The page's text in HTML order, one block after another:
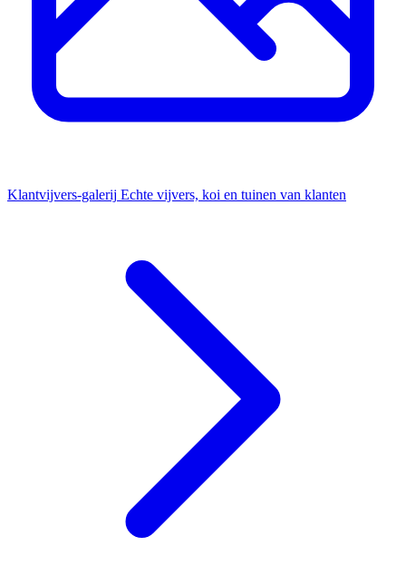
Klantvijvers-galerij Echte vijvers, koi en tuinen van klanten